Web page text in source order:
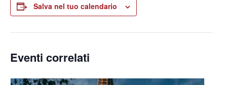
Salva nel tuo calendario
Eventi correlati